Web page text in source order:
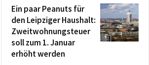
Ein paar Peanuts für
den Leipziger Haushalt:
Zweitwohnungsteuer
soll zum 1. Januar
erhöht werden